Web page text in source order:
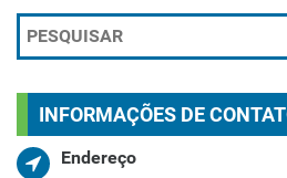
INFORMAÇÕES DE
Endereço